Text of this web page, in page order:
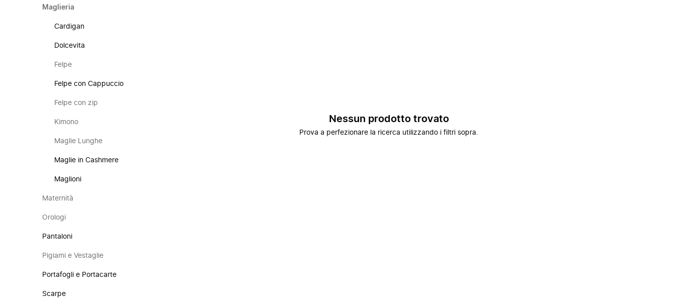
Maglieria
Cardigan
Dolcevita
Felpe
Felpe con Cappuccio
Felpe con zip
Kimono
Maglie Lunghe
Maglie in Cashmere
Maglioni
Maternità
Orologi
Pantaloni
Pigiami e Vestaglie
Portafogli e Portacarte
Scarpe
Nessun prodotto trovato
Prova a perfezionare la ricerca utilizzando i filtri sopra.